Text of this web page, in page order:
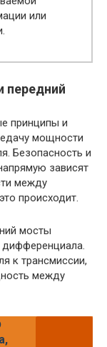
или
передний
принципы и
мощности
Безопасность и
зависят
между
происходит.
мосты
к трансмиссии,
между